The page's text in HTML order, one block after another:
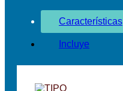
Características
Incluye